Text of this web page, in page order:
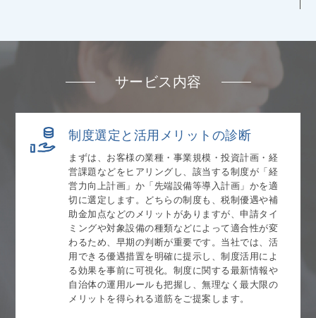
サービス内容
制度選定と活用メリットの診断
まずは、お客様の業種・事業規模・投資計画・経
営課題などをヒアリングし、該当する制度が「経
営力向上計画」か「先端設備等導入計画」かを適
切に選定します。どちらの制度も、税制優遇や補
助金加点などのメリットがありますが、申請タイ
ミングや対象設備の種類などによって適合性が変
わるため、早期の判断が重要です。当社では、活
用できる優遇措置を明確に提示し、制度活用によ
る効果を事前に可視化。制度に関する最新情報や
自治体の運用ルールも把握し、無理なく最大限の
メリットを得られる道筋をご提案します。